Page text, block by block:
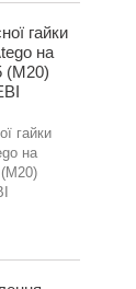
гайки
на
(M20)
гайки
на